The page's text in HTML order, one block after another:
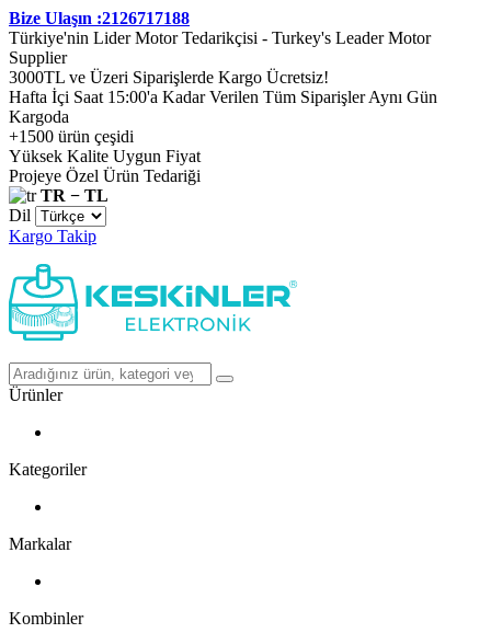
Bize Ulaşın :2126717188
Türkiye'nin Lider Motor Tedarikçisi - Turkey's Leader Motor
Supplier
3000TL ve Üzeri Siparişlerde Kargo Ücretsiz!
Hafta İçi Saat 15:00'a Kadar Verilen Tüm Siparişler Aynı Gün
Kargoda
+1500 ürün çeşidi
Yüksek Kalite Uygun Fiyat
Projeye Özel Ürün Tedariği
TR − TL
Dil
Kargo Takip
Ürünler
Kategoriler
Markalar
Kombinler